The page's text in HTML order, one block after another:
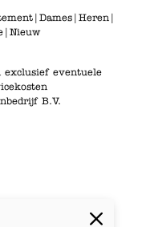
| Dames| Heren |
| Nieuw
eventuele
B.V.